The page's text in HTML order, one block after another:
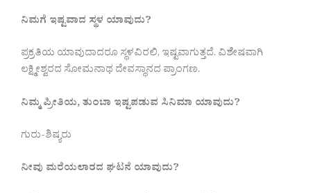
ನಿಮಗೆ ಇಷ್ಟವಾದ ಸ್ಥಳ ಯಾವುದು?
ಪ್ರಕ್ರತಿಯ ಯಾವುದಾದರೂ ಸ್ಥಳವಿರಲಿ, ಇಷ್ಟವಾಗುತ್ತದೆ. ವಿಶೇಷವಾಗಿ
ಲಕ್ಷ್ಮೀಶ್ವರದ ಸೋಮನಾಥ ದೇವಸ್ಥಾನದ ಪ್ರಾಂಗಣ.
ನಿಮ್ಮ ಪ್ರೀತಿಯ, ತುಂಬಾ ಇಷ್ಟಪಡುವ ಸಿನಿಮಾ ಯಾವುದು?
ಗುರು-ಶಿಷ್ಯರು
ನೀವು ಮರೆಯಲಾರದ ಘಟನೆ ಯಾವುದು?